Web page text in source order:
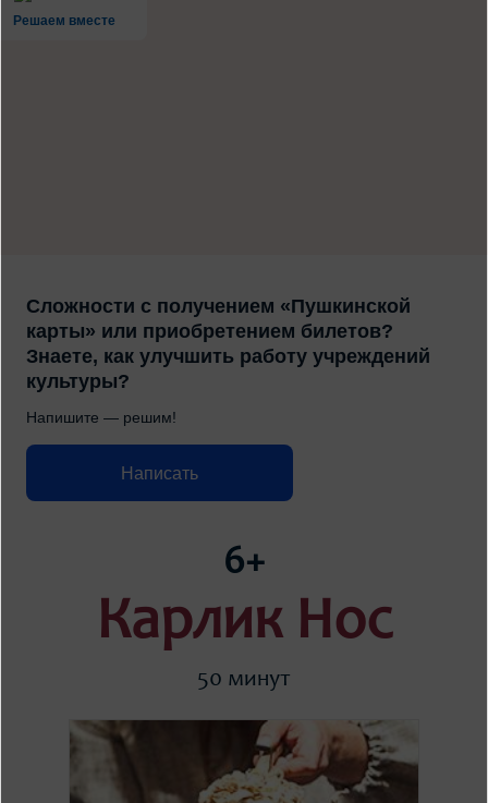
Решаем вместе
Сложности с получением «Пушкинской
карты» или приобретением билетов?
Знаете, как улучшить работу учреждений
культуры?
Напишите — решим!
Написать
6+
Карлик Нос
50 минут